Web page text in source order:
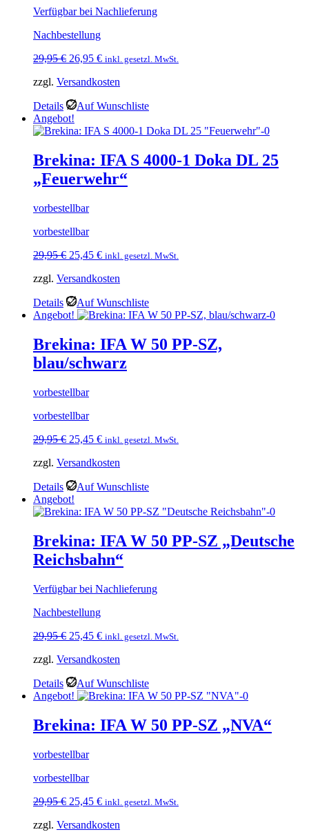
Verfügbar bei Nachlieferung
Nachbestellung
29,95€ Ursprünglicher
war:
26,95 €Aktueller
ist:
inkl. gesetzl. MwSt.
zzgl. Versandkosten
Details
Auf Wunschliste
Angebot!
Brekina: IFA S 4000-1 Doka DL 25
„Feuerwehr“
vorbestellbar
vorbestellbar
29,95€ Ursprünglicher
war:
25,45 €Aktueller
ist:
inkl. gesetzl. MwSt.
zzgl. Versandkosten
Details
Auf Wunschliste
Angebot!
Brekina: IFA W 50 PP-SZ,
blau/schwarz
vorbestellbar
vorbestellbar
29,95€ Ursprünglicher
war:
25,45 €Aktueller
ist:
inkl. gesetzl. MwSt.
zzgl. Versandkosten
Details
Auf Wunschliste
Angebot!
Brekina: IFA W 50 PP-SZ „Deutsche
Reichsbahn“
Verfügbar bei Nachlieferung
Nachbestellung
29,95€ Ursprünglicher
war:
25,45 €Aktueller
ist:
inkl. gesetzl. MwSt.
zzgl. Versandkosten
Details
Auf Wunschliste
Angebot!
Brekina: IFA W 50 PP-SZ „NVA“
vorbestellbar
vorbestellbar
29,95€ Ursprünglicher
war:
25,45 €Aktueller
ist:
inkl. gesetzl. MwSt.
zzgl. Versandkosten